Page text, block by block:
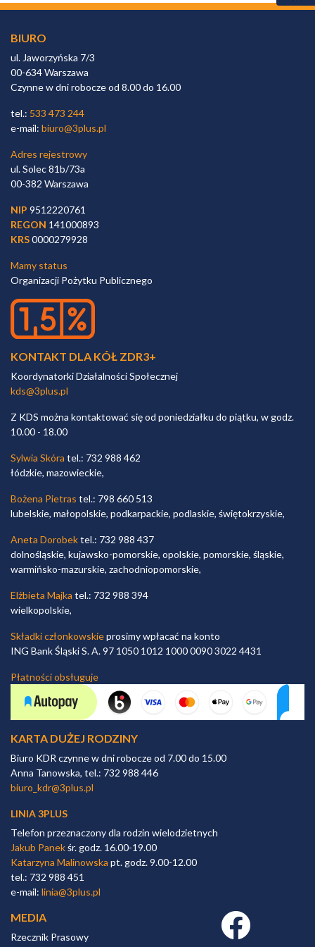
BIURO
ul. Jaworzyńska 7/3
00-634 Warszawa
Czynne w dni robocze od 8.00 do 16.00
tel.: 533 473 244
e-mail: biuro@3plus.pl
Adres rejestrowy
ul. Solec 81b/73a
00-382 Warszawa
NIP 9512220761
REGON 141000893
KRS0000279928
Mamy status
Organizacji Pożytku Publicznego
KONTAKT DLA KÓŁ ZDR3+
Koordynatorki Działalności Społecznej
kds@3plus.pl
Z KDS można kontaktować się od poniedziałku do piątku, w godz.
10.00 - 18.00
Sylwia Skóra tel.: 732 988 462
łódzkie, mazowieckie,
Bożena Pietras tel.: 798 660 513
lubelskie, małopolskie, podkarpackie, podlaskie, świętokrzyskie,
Aneta Dorobektel.: 732 988 437
dolnośląskie, kujawsko-pomorskie, opolskie, pomorskie, śląskie,
warmińsko-mazurskie, zachodniopomorskie,
Elżbieta Majka tel.: 732 988 394
wielkopolskie,
Składki członkowskieprosimy wpłacać na konto
ING Bank Śląski S. A. 97 1050 1012 1000 0090 3022 4431
Płatności obsługuje
KARTA DUŻEJ RODZINY
Biuro KDR czynne w dni robocze od 7.00 do 15.00
Anna Tanowska, tel.: 732 988 446
biuro_kdr@3plus.pl
LINIA 3PLUS
Telefon przeznaczony dla rodzin wielodzietnych
Jakub Panekśr. godz. 16.00-19.00
Katarzyna Malinowska pt. godz. 9.00-12.00
tel.: 732 988 451
e-mail: linia@3plus.pl
MEDIA
Rzecznik Prasowy
Facebook link